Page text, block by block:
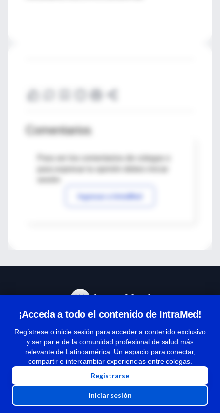
Comentarios
Para ver los comentarios de colegas o
Ingresar a IntraMed
¡Acceda a todo el contenido de IntraMed!
Regístrese o inicie sesión para acceder a contenido exclusivo
y ser parte de la comunidad profesional de salud más
relevante de Latinoamérica. Un espacio para conectar,
compartir e intercambiar experiencias entre colegas.
Registrarse
Iniciar sesión
Términos y condiciones
| Políticas de privacidad
| Todos los derechos reservados | Copyright 1997-2026